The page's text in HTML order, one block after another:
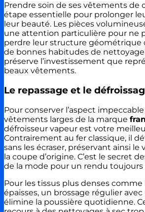
Prendre soin de ses vêtements de
étape essentielle pour prolonger
leur beauté. Les pièces
une attention particulière pour ne
perdre leur structure géométrique
de bonnes habitudes de
préserve l’investissement que
beaux vêtements.
Le repassage et le
Pour conserver l’aspect
vêtements larges de la marque
défroisseur vapeur est votre
Contrairement au fer classique, il
sans les écraser, préservant ainsi
la coupe d’origine. C’est le secret
de la mode pour un rendu toujours
Pour les tissus plus denses comme
épaisses, un brossage régulier
élimine la poussière quotidienne.